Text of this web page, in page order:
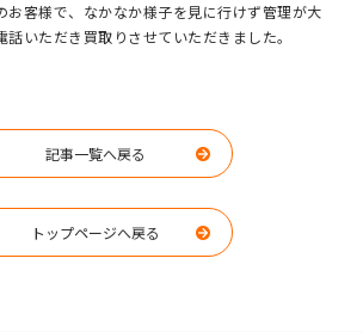
お客様で、なかなか様子を見に行けず管理が大
いただき買取りさせていただきました。
記事一覧へ戻る
トップページへ戻る